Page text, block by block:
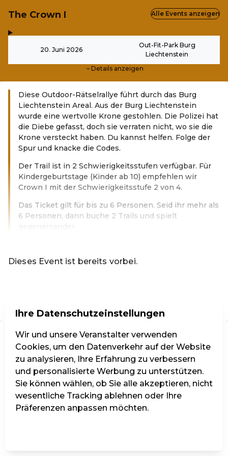
The Crown I
20. Juni 2026
Out-Fit-Park Burg
Liechtenstein
Details anzeigen
Alle Events anzeigen
Diese Outdoor-Rätselrallye führt durch das Burg
Liechtenstein Areal. Aus der Burg Liechtenstein
wurde eine wertvolle Krone gestohlen. Die Polizei hat
die Diebe gefasst, doch sie verraten nicht, wo sie die
Krone versteckt haben. Du kannst helfen. Folge der
Spur und knacke die Codes.
Der Trail ist in 2 Schwierigkeitsstufen verfügbar. Für
Kindergeburtstage (Kinder ab 10) empfehlen wir
Crown I mit der Schwierigkeitsstufe 2 von 4.
Das Ticket gilt für bis zu 6 Personen. Seid ihr mehr als
6 Personen, dann buche 2 Trails und spielt
gegeneinander.
Dieses Event ist bereits vorbei.
Ihre Datenschutzeinstellungen
Wir und unsere Veranstalter verwenden
Cookies, um den Datenverkehr auf der Website
zu analysieren, Ihre Erfahrung zu verbessern
und personalisierte Werbung zu unterstützen.
Sie können wählen, ob Sie alle akzeptieren, nicht
wesentliche Tracking ablehnen oder Ihre
Präferenzen anpassen möchten.